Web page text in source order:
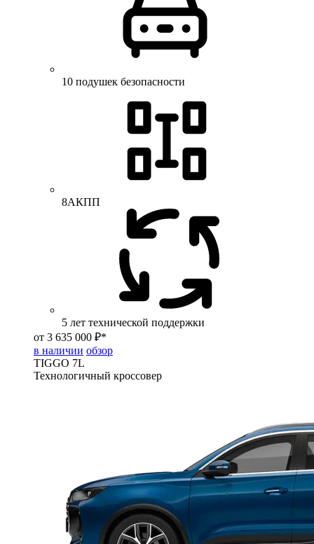
10 подушек безопасности
8АКПП
5 лет технической поддержки
от 3 635 000 ₽*
в наличии обзор
TIGGO 7L
Технологичный кроссовер